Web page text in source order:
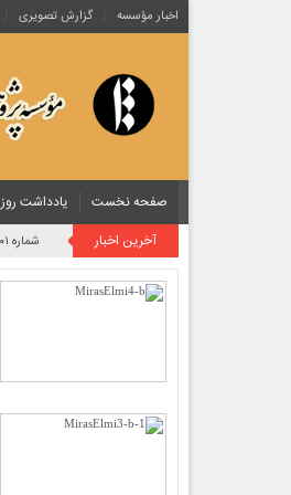
اخبار مؤسسه گزارش تصویری
صفحه نخست یادداشت روز
آخرین اخبار
شماره ۱۰۱ نامۀ فرهنگستان منتشر شد